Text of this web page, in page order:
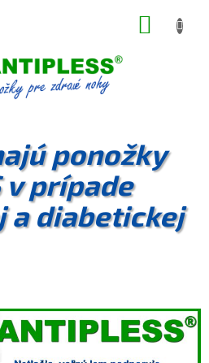
ponožky
v prípade
a diabetickej